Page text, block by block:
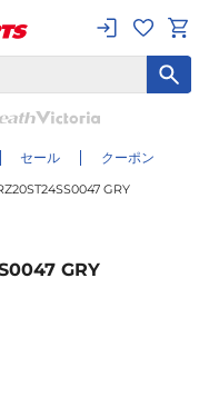
セール クーポン
GRY
GRY